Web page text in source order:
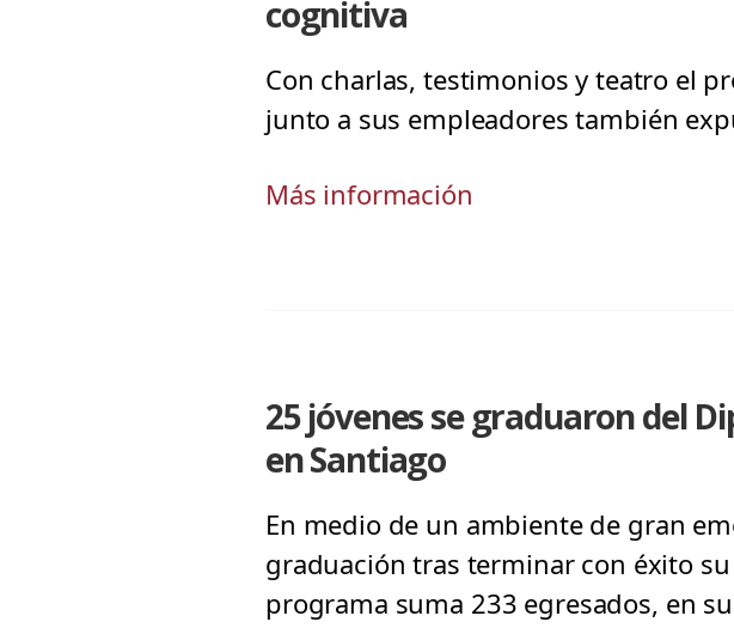
cognitiva
Con charlas, testimonios y teatro el
junto a sus empleadores también
Más información
25 jóvenes se graduaron del
en Santiago
En medio de un ambiente de gran
graduación tras terminar con éxito
programa suma 233 egresados, en